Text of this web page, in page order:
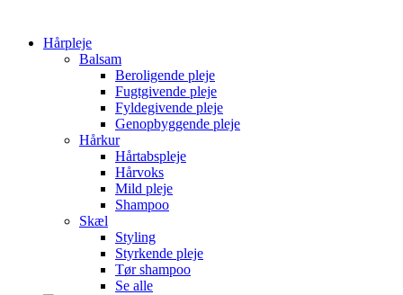
Hårpleje
Balsam
Beroligende pleje
Fugtgivende pleje
Fyldegivende pleje
Genopbyggende pleje
Hårkur
Hårtabspleje
Hårvoks
Mild pleje
Shampoo
Skæl
Styling
Styrkende pleje
Tør shampoo
Se alle